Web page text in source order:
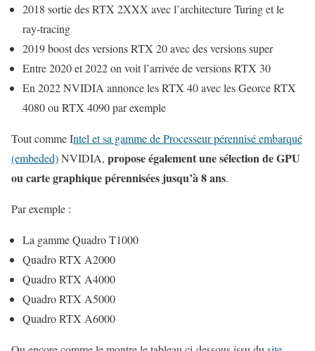
2018 sortie des RTX 2XXX avec l’architecture Turing et le
ray-tracing
2019 boost des versions RTX 20 avec des versions super
Entre 2020 et 2022 on voit l’arrivée de versions RTX 30
En 2022 NVIDIA annonce les RTX 40 avec les Georce RTX
4080 ou RTX 4090 par exemple
Tout comme Intel et sa gamme de Processeur pérennisé embarqué
(embeded)NVIDIA, propose également une sélection de GPU
ou carte graphique pérennisées jusqu’à 8 ans.
Par exemple :
La gamme Quadro T1000
Quadro RTX A2000
Quadro RTX A4000
Quadro RTX A5000
Quadro RTX A6000